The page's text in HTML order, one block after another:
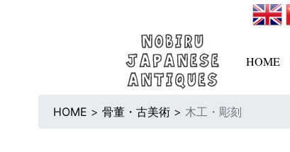
HOME
HOME > 骨董・古美術 > 木工・彫刻